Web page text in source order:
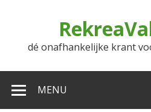
dé onafhankelijke krant
MENU